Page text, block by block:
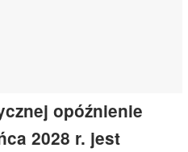
opóźnienie
2028 r. jest